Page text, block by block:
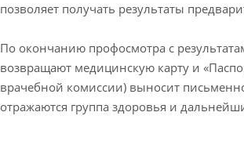
позволяет получать результаты
По окончанию профосмотра с
возвращают медицинскую карту и
врачебной комиссии) выносит
отражаются группа здоровья и